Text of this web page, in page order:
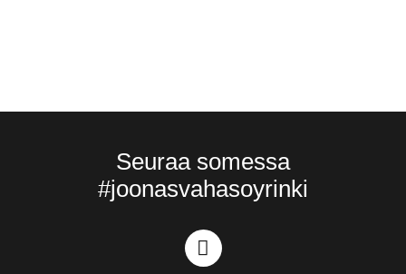
Seuraa somessa
#joonasvahasoyrinki